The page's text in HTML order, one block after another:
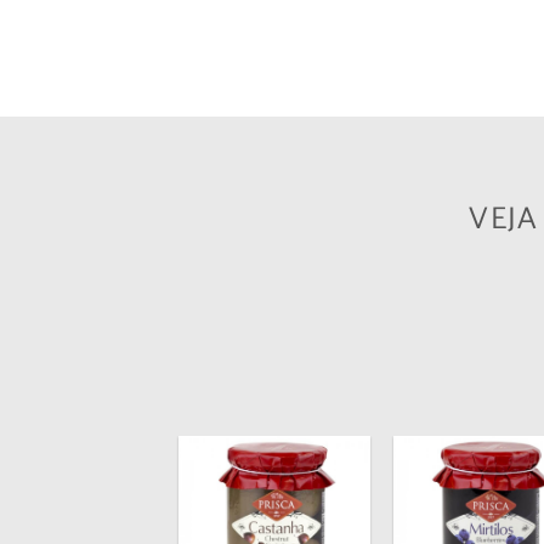
Adicionar
aos
meus
aos
meus